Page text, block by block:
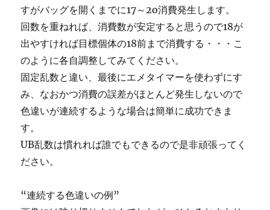
すがバッグを開くまでに17～2o消費発生します。
回数を重ねれば、消費数が安定すると思うので18が
出やすければ目標個体の18前まで消費する・・・こ
のように各自調整してみてください。
固定乱数と違い、最後にエメタイマーを使わずにす
み、なおかつ消費の誤差がほとんど発生しないので
色違いが連続するような場合は簡単に成功できま
す。
UB乱数は慣れれば誰でもできるので是非頑張ってく
ださい。
“連続する色違いの例”